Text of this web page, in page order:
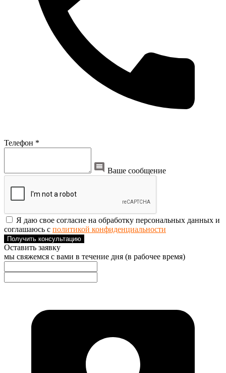
Телефон *
Ваше сообщение
Я даю свое согласие на обработку персональных данных и
соглашаюсь с политикой конфиденциальности
Получить консультацию
Оставить заявку
мы свяжемся с вами в течение дня (в рабочее время)